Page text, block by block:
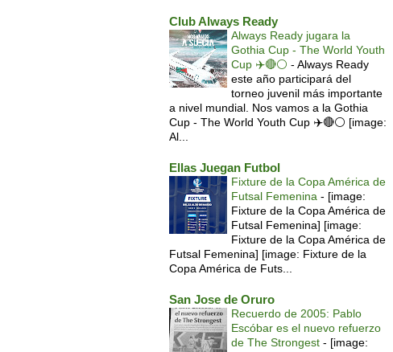
Club Always Ready
Always Ready jugara la
Gothia Cup - The World Youth
Cup ✈️🔴⚪️ - Always Ready
este año participará del
torneo juvenil más importante
a nivel mundial. Nos vamos a la Gothia
Cup - The World Youth Cup ✈️🔴⚪️ [image:
Al...
Ellas Juegan Futbol
Fixture de la Copa América de
Futsal Femenina - [image:
Fixture de la Copa América de
Futsal Femenina] [image:
Fixture de la Copa América de
Futsal Femenina] [image: Fixture de la
Copa América de Futs...
San Jose de Oruro
Recuerdo de 2005: Pablo
Escóbar es el nuevo refuerzo
de The Strongest - [image: